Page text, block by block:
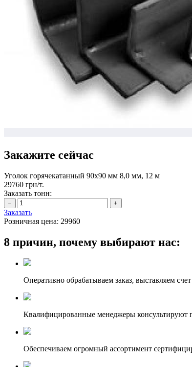
Закажите сейчас
Уголок горячекатанный 90х90 мм 8,0 мм, 12 м
29760 грн/т.
Заказать тонн:
Заказать
Розничная цена: 29960
8 причин, почему выбирают нас:
Оперативно обрабатываем заказ, выставляем
Квалифицированные менеджеры
Обеспечиваем огромный ассортимент